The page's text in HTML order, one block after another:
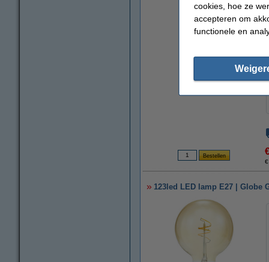
123led LED lamp E27 | Globe
cookies, hoe ze
accepteren om
functionele en